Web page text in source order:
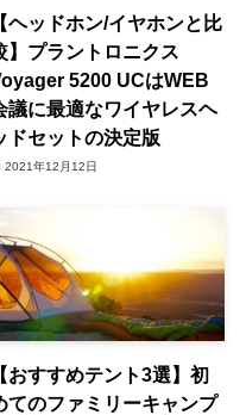
【ヘッドホン/イヤホンと比
】プラントロニクス
5200 UCはWEB
議に最適なワイヤレスヘ
ドセットの決定版
2021年12月12日
【おすすめテント3選】初
てのファミリーキャンプ